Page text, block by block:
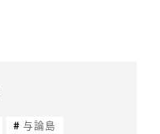
与論島